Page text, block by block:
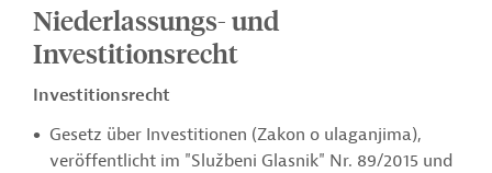
Niederlassungs- und
Investitionsrecht
Investitionsrecht
Gesetz über Investitionen (Zakon o ulaganjima),
veröffentlicht im "Službeni Glasnik" Nr. 89/2015 und